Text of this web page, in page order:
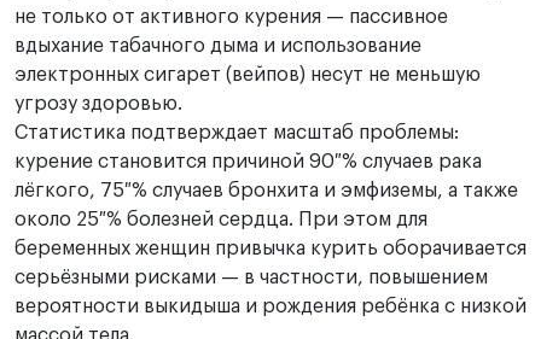
не только от активного курения — пассивное
вдыхание табачного дыма и использование
электронных сигарет (вейпов) несут не меньшую
угрозу здоровью.
Статистика подтверждает масштаб проблемы:
курение становится причиной 90 % случаев рака
лёгкого, 75 % случаев бронхита и эмфиземы, а также
около 25 % болезней сердца. При этом для
беременных женщин привычка курить оборачивается
серьёзными рисками — в частности, повышением
вероятности выкидыша и рождения ребёнка с низкой